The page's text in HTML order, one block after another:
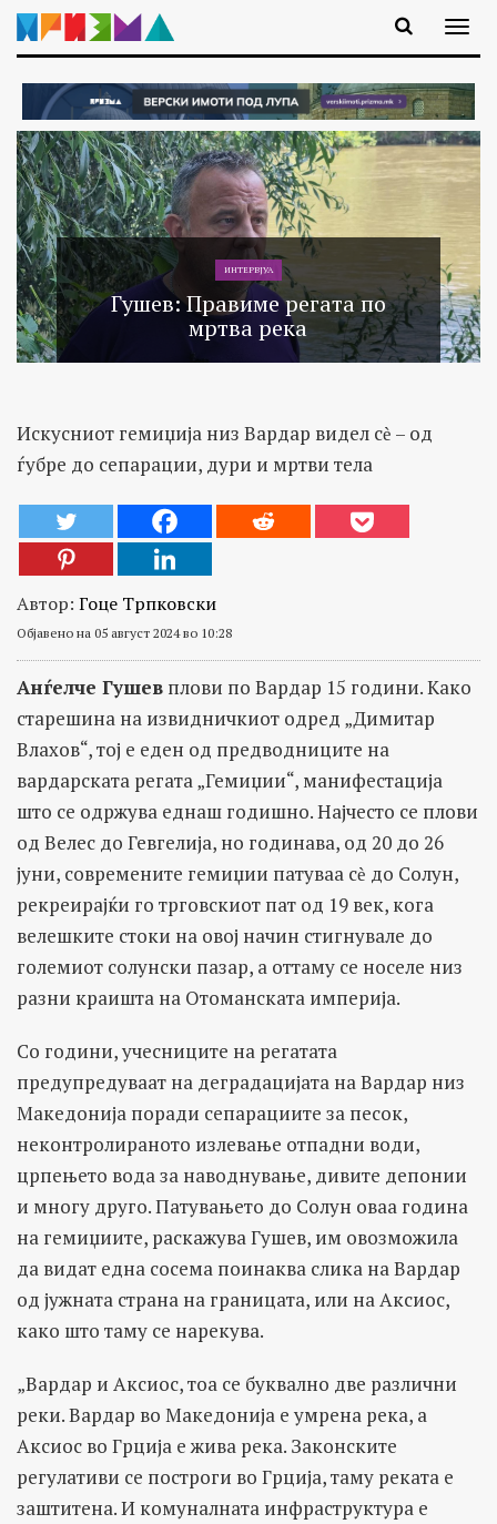
ИНТЕРВЈУА
Гушев: Правиме регата по
мртва река
Искусниот гемиџија низ Вардар видел сѐ – од
ѓубре до сепарации, дури и мртви тела
Автор: Гоце Трпковски
Објавено на 05 август 2024 во 10:28
Анѓелче Гушев плови по Вардар 15 години. Како
старешина на извидничкиот одред „Димитар
Влахов“, тој е еден од предводниците на
вардарската регата „Гемиџии“, манифестација
што се одржува еднаш годишно. Најчесто се плови
од Велес до Гевгелија, но годинава, од 20 до 26
јуни, современите гемиџии патуваа сѐ до Солун,
рекреирајќи го трговскиот пат од 19 век, кога
велешките стоки на овој начин стигнувале до
големиот солунски пазар, а оттаму се носеле низ
разни краишта на Отоманската империја.
Со години, учесниците на регатата
предупредуваат на деградацијата на Вардар низ
Македонија поради сепарациите за песок,
неконтролираното излевање отпадни води,
црпењето вода за наводнување, дивите депонии
и многу друго. Патувањето до Солун оваа година
на гемиџиите, раскажува Гушев, им овозможила
да видат една сосема поинаква слика на Вардар
од јужната страна на границата, или на Аксиос,
како што таму се нарекува.
„Вардар и Аксиос, тоа се буквално две различни
реки. Вардар во Македонија е умрена река, а
Аксиос во Грција е жива река. Законските
регулативи се построги во Грција, таму реката е
заштитена. И комуналната инфраструктура е